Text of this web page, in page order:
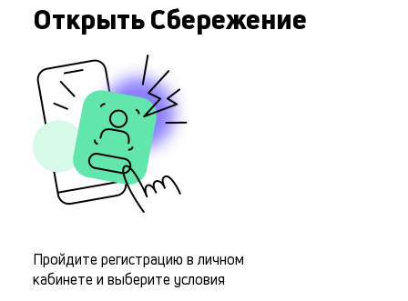
Открыть Сбережение
Пройдите регистрацию в личном
кабинете и выберите условия